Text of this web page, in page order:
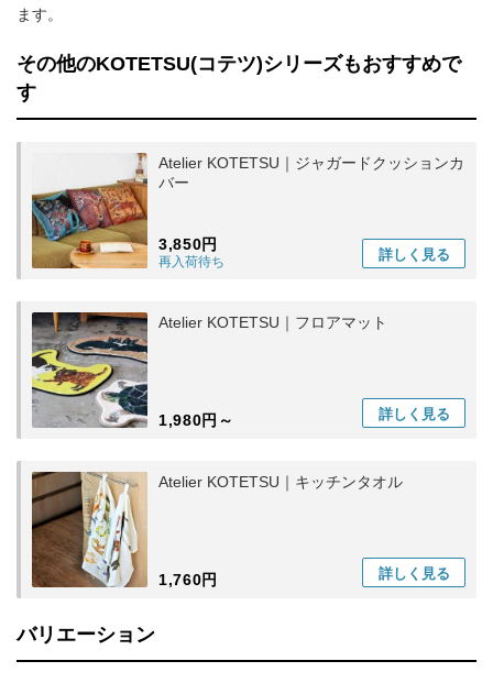
ます。
その他のKOTETSU(コテツ)シリーズもおすすめで
す
Atelier KOTETSU｜ジャガードクッションカ
バー
3,850円
再入荷待ち 詳しく 見る
Atelier KOTETSU｜フロアマット
1,980円～ 詳しく 見る
Atelier KOTETSU｜キッチンタオル
1,760円 詳しく 見る
バリエーション